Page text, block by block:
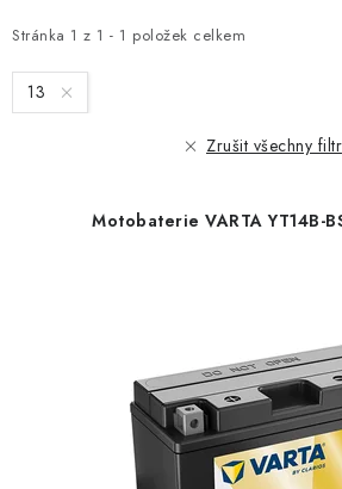
i
s
p
Stránka 1 z 1 - 1 položek celkem
e
n
í 13
Zrušit všechny
Motobaterie VARTA YT14B-